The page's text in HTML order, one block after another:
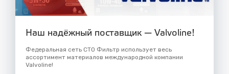
Наш надёжный поставщик — Valvoline!
Федеральная сеть СТО Фильтр использует весь
ассортимент материалов международной компании
Valvoline!